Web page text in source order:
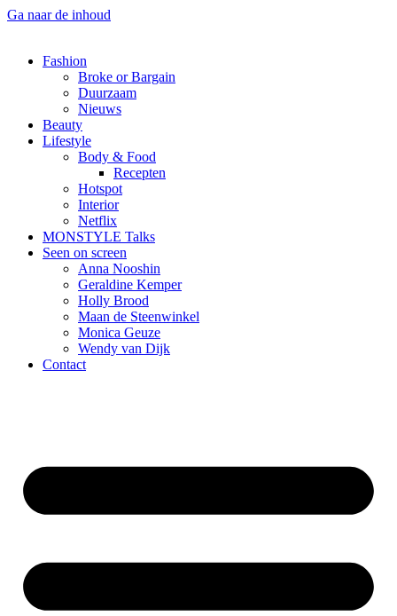
Ga naar de inhoud
Fashion
Broke or Bargain
Duurzaam
Nieuws
Beauty
Lifestyle
Body & Food
Recepten
Hotspot
Interior
Netflix
MONSTYLE Talks
Seen on screen
Anna Nooshin
Geraldine Kemper
Holly Brood
Maan de Steenwinkel
Monica Geuze
Wendy van Dijk
Contact